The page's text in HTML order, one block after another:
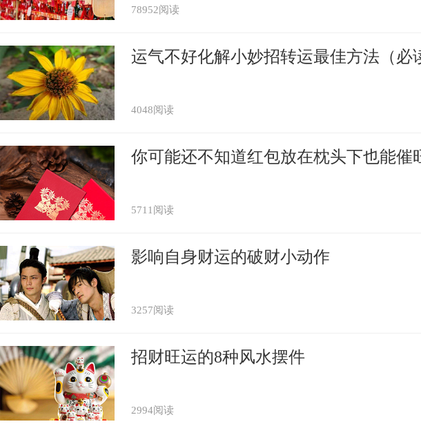
一段感情对于属猪女来说，最重要的是陪伴。所以
属猪女会想要通过养宠物来让自己不再寂寞。而且可爱
宠物是有责任感的，久而久之，她们会渐渐忘却失恋的痛
猪年2022年运势及运程 财运上取得不错收益
2022年属猪的人犯太岁吗 属猪人破太岁运势差
2022年属猪破太岁怎么化解 少去爬山或攀岩
2022年属猪破太岁是什么意思，如何化解
78952阅读
运气不好化解小妙招转运最佳方法（必
4048阅读
你可能还不知道红包放在枕头下也能催
5711阅读
影响自身财运的破财小动作
3257阅读
招财旺运的8种风水摆件
2994阅读